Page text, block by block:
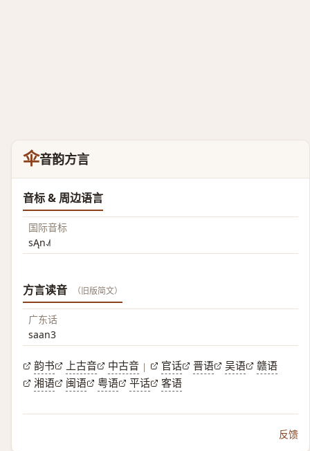
伞音韵方言
音标 & 周边语言
国际音标
sĄn˨˩˦
方言读音 （旧版简文）
广东话
saan3
韵书 上古音 中古音 | 官话 晋语 吴语
赣语
湘语
闽语 粤语 平话 客语
反馈